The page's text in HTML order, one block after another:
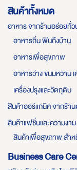
สินค้าทั้งหมด
อาหาร จากร้านอร่อยทั่ว
อาหารถิ่น ฟินถึงบ้าน
อาหารเพื่อสุขภาพ
อาหารว่าง ขนมหวาน
เครื่องปรุงและวัตถุดิบ
สินค้าออร์แกนิค จากร้า
สินค้าแฟชั่นและความงา
สินค้าเพื่อสุขภาพ สำห
Business Care